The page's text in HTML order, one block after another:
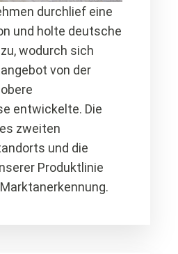
durchlief eine
und holte deutsche
wodurch sich
von der
entwickelte. Die
zweiten
und die
Produktlinie